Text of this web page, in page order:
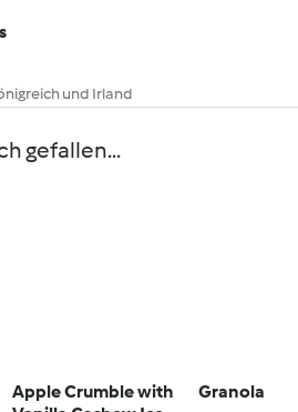
und Irland
gefallen...
Apple Crumble with
Granola